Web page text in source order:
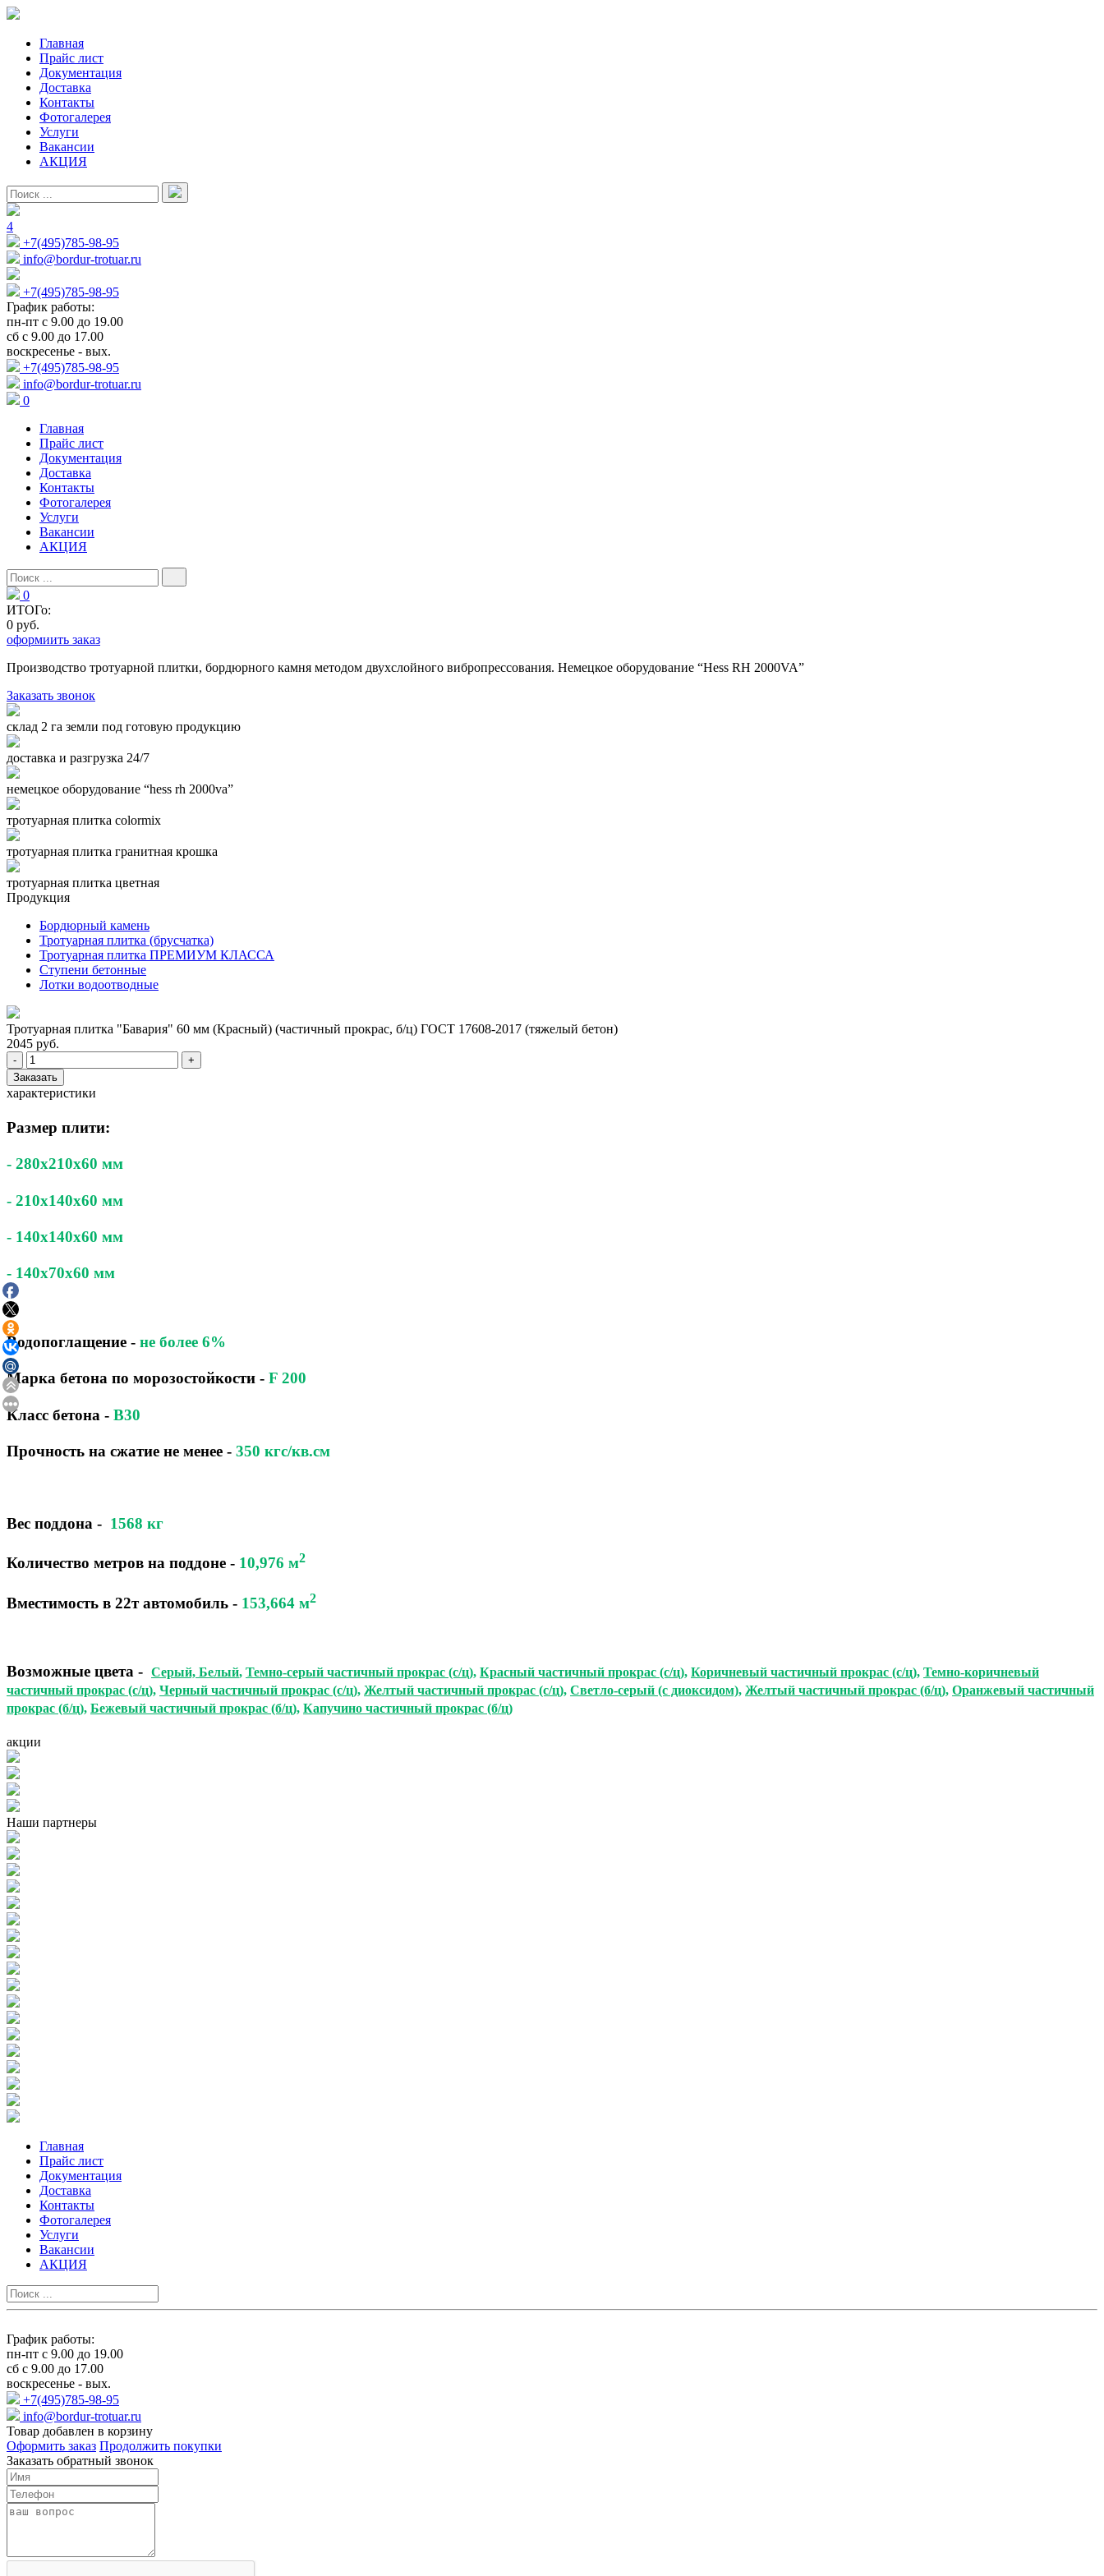
Главная
Прайс лист
Документация
Доставка
Контакты
Фотогалерея
Услуги
Вакансии
АКЦИЯ
4
+7(495)785-98-95
info@bordur-trotuar.ru
+7(495)785-98-95
График работы:
пн-пт с 9.00 до 19.00
сб с 9.00 до 17.00
воскресенье - вых.
+7(495)785-98-95
info@bordur-trotuar.ru
0
Главная
Прайс лист
Документация
Доставка
Контакты
Фотогалерея
Услуги
Вакансии
АКЦИЯ
0
ИТОГо:
0 руб.
оформиить заказ
Производство тротуарной плитки, бордюрного камня методом двухслойного вибропресcования. Немецкое оборудование “Hess RH 2000VA”
Заказать звонок
склад 2 га земли под готовую продукцию
доставка и разгрузка 24/7
немецкое оборудование “hess rh 2000va”
тротуарная плитка colormix
тротуарная плитка гранитная крошка
тротуарная плитка цветная
Продукция
Бордюрный камень
Тротуарная плитка (брусчатка)
Тротуарная плитка ПРЕМИУМ КЛАССА
Ступени бетонные
Лотки водоотводные
Тротуарная плитка "Бавария" 60 мм (Красный) (частичный прокрас, б/ц) ГОСТ 17608-2017 (тяжелый бетон)
2045 руб.
-
+
Заказать
характеристики
Размер плити:
- 280x210x60 мм
- 210x140x60 мм
- 140x140x60 мм
- 140x70x60 мм
Водопоглащение - не более 6%
Марка бетона по морозостойкости - F 200
Класс бетона - B30
Прочность на сжатие не менее - 350 кгс/кв.см
Вес поддона - 1568 кг
Количество метров на поддоне - 10,976 м2
Вместимость в 22т автомобиль - 153,664 м2
Возможные цвета - Серый, Белый, Темно-серый частичный прокрас (с/ц), Красный частичный прокрас (с/ц), Коричневый частичный прокрас (с/ц), Темно-коричневый
частичный прокрас (с/ц), Черный частичный прокрас (с/ц), Желтый частичный прокрас (с/ц), Светло-серый (с диоксидом), Желтый частичный прокрас (б/ц), Оранжевый частичный
прокрас (б/ц), Бежевый частичный прокрас (б/ц), Капучино частичный прокрас (б/ц)
акции
Наши партнеры
Главная
Прайс лист
Документация
Доставка
Контакты
Фотогалерея
Услуги
Вакансии
АКЦИЯ
График работы:
пн-пт с 9.00 до 19.00
сб с 9.00 до 17.00
воскресенье - вых.
+7(495)785-98-95
info@bordur-trotuar.ru
Товар добавлен в корзину
Оформить заказ Продолжить покупки
Заказать обратный звонок